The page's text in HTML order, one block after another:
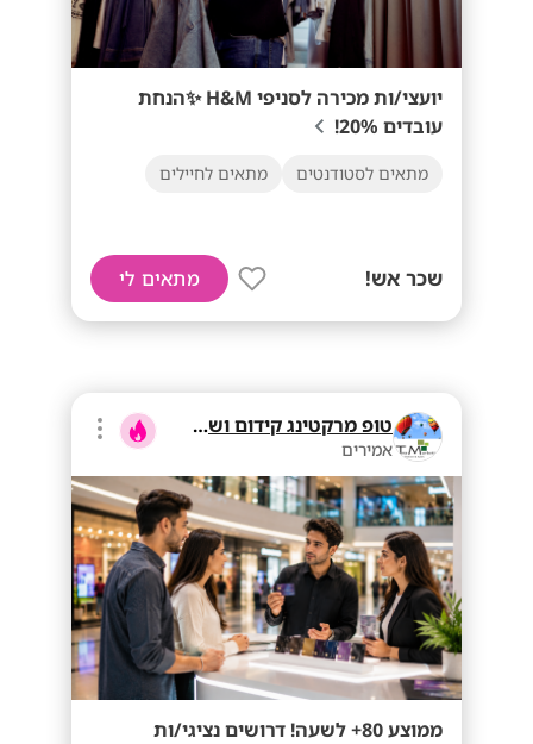
יועצי/ות מכירה לסניפי H&M ✨הנחת
עובדים 20%!
מתאים לסטודנטים מתאים לחיילים
שכר אש! מתאים לי
טופ מרקטינג קידום ושיווק בע"מ
אמירים
ממוצע 80+ לשעה! דרושים נציגי/ות